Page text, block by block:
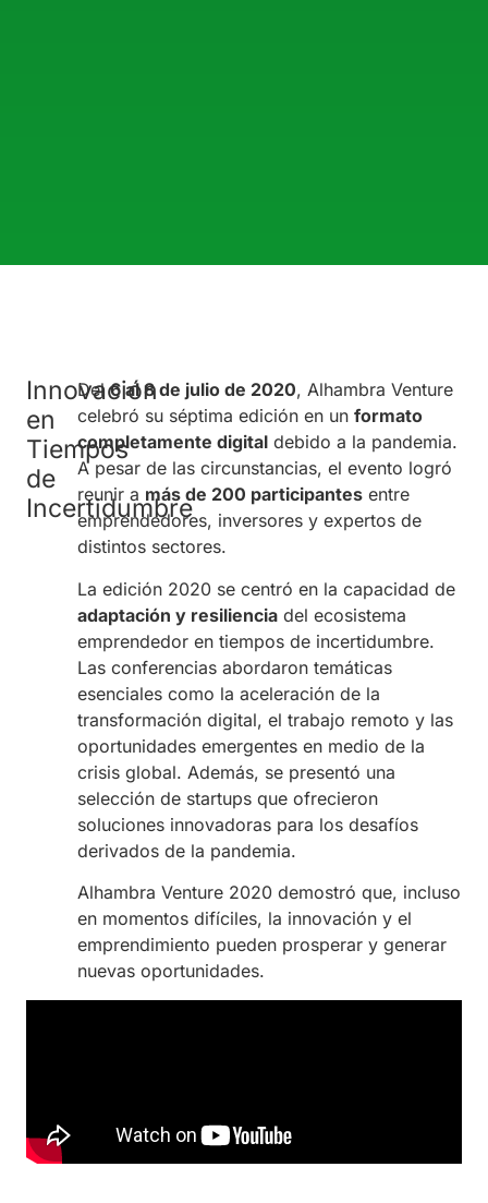
Innovación
en
Tiempos
de
Incertidumbre
Del6 al 8 de julio de 2020, Alhambra Venture
celebró su séptima edición en unformato
completamente digital debido a la pandemia.
A pesar de las circunstancias, el evento logró
reunir a más de 200 participantes entre
emprendedores, inversores y expertos de
distintos sectores.
La edición 2020 se centró en la capacidad de
adaptación y resiliencia del ecosistema
emprendedor en tiempos de incertidumbre.
Las conferencias abordaron temáticas
esenciales como la aceleración de la
transformación digital, el trabajo remoto y las
oportunidades emergentes en medio de la
crisis global. Además, se presentó una
selección de startups que ofrecieron
soluciones innovadoras para los desafíos
derivados de la pandemia.
Alhambra Venture 2020 demostró que, incluso
en momentos difíciles, la innovación y el
emprendimiento pueden prosperar y generar
nuevas oportunidades.